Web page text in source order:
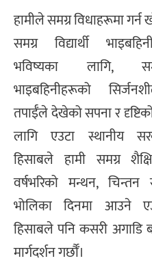
हामीले समग्र विधाहरूमा गर्न
समग्र विद्यार्थी
भविष्यका लागि,
भाइबहिनीहरूको
तपाईँले देखेको सपना र
लागि एउटा स्थानीय
हिसाबले हामी समग्र
वर्षभरिको मन्थन, चिन्तन
भोलिका दिनमा आउने
हिसाबले पनि कसरी अगाडि
मार्गदर्शन गर्छौँ।